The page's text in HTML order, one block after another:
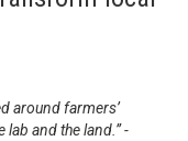
around farmers’
lab and the land.” -